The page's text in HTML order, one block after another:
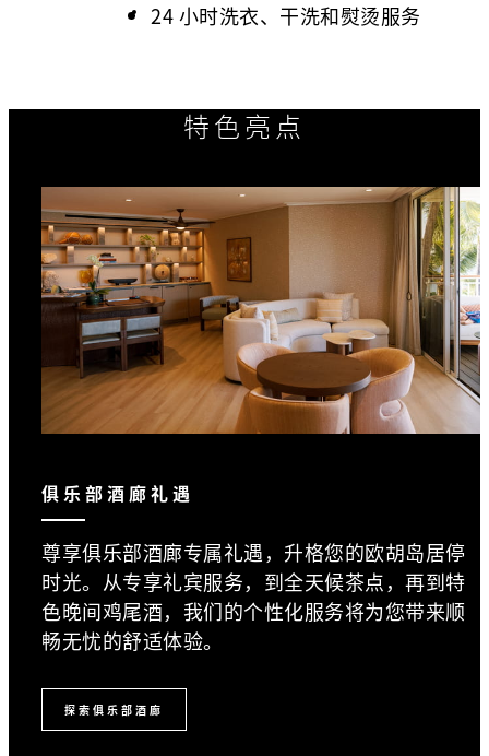
24 小时洗衣、干洗和熨烫服务
特色亮点
俱乐部酒廊礼遇
尊享俱乐部酒廊专属礼遇，升格您的欧胡岛居停
时光。从专享礼宾服务，到全天候茶点，再到特
色晚间鸡尾酒，我们的个性化服务将为您带来顺
畅无忧的舒适体验。
探索俱乐部酒廊